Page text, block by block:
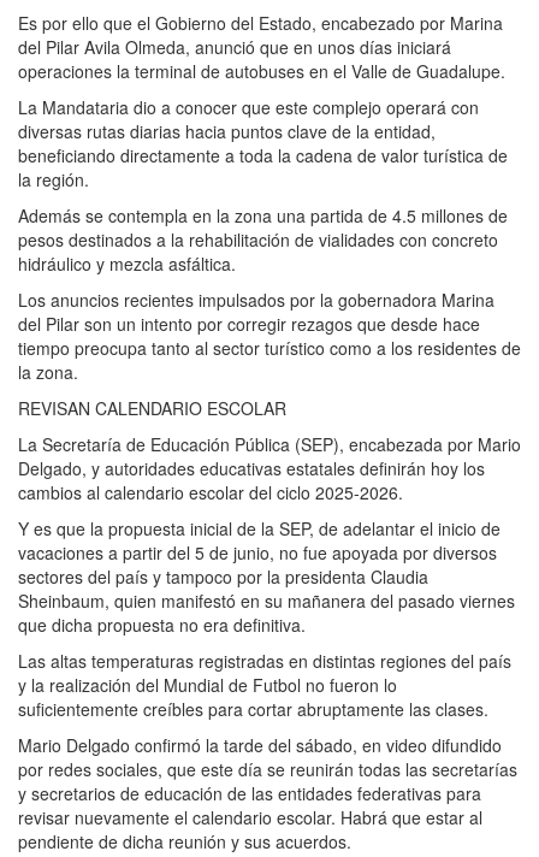
Es por ello que el Gobierno del Estado, encabezado por Marina
del Pilar Avila Olmeda, anunció que en unos días iniciará
operaciones la terminal de autobuses en el Valle de Guadalupe.
La Mandataria dio a conocer que este complejo operará con
diversas rutas diarias hacia puntos clave de la entidad,
beneficiando directamente a toda la cadena de valor turística de
la región.
Además se contempla en la zona una partida de 4.5 millones de
pesos destinados a la rehabilitación de vialidades con concreto
hidráulico y mezcla asfáltica.
Los anuncios recientes impulsados por la gobernadora Marina
del Pilar son un intento por corregir rezagos que desde hace
tiempo preocupa tanto al sector turístico como a los residentes de
la zona.
REVISAN CALENDARIO ESCOLAR
La Secretaría de Educación Pública (SEP), encabezada por Mario
Delgado, y autoridades educativas estatales definirán hoy los
cambios al calendario escolar del ciclo 2025-2026.
Y es que la propuesta inicial de la SEP, de adelantar el inicio de
vacaciones a partir del 5 de junio, no fue apoyada por diversos
sectores del país y tampoco por la presidenta Claudia
Sheinbaum, quien manifestó en su mañanera del pasado viernes
que dicha propuesta no era definitiva.
Las altas temperaturas registradas en distintas regiones del país
y la realización del Mundial de Futbol no fueron lo
suficientemente creíbles para cortar abruptamente las clases.
Mario Delgado confirmó la tarde del sábado, en video difundido
por redes sociales, que este día se reunirán todas las secretarías
y secretarios de educación de las entidades federativas para
revisar nuevamente el calendario escolar. Habrá que estar al
pendiente de dicha reunión y sus acuerdos.